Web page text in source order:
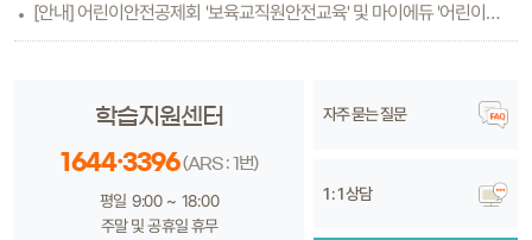
[안내] 어린이안전공제회 '보육교직원안전교육' 및 마이에듀 '어린이안전교육'
학습지원센터
1644·3396 (ARS : 1번)
평일 9:00 ~ 18:00
주말 및 공휴일 휴무
자주 묻는 질문
1 : 1 상담